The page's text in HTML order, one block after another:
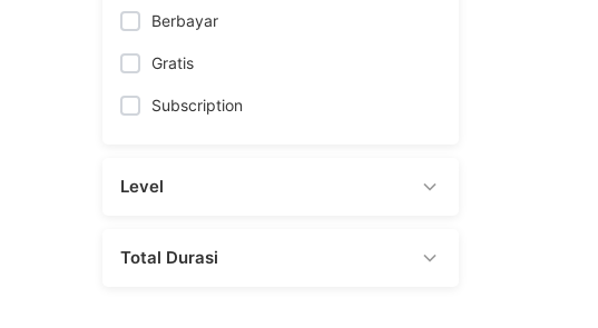
Berbayar
Gratis
Subscription
Level
Total Durasi